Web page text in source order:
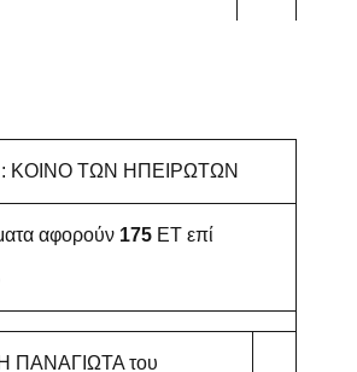
: ΚΟΙΝΟ ΤΩΝ ΗΠΕΙΡΩΤΩΝ
αφορούν 175 ET επί
ΠΑΝΑΓΙΩΤΑ του